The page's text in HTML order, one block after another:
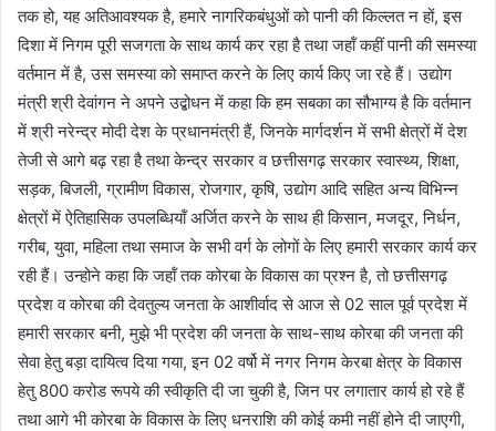
तक हो, यह अतिआवश्यक है, हमारे नागरिकबंधुओं को पानी की किल्लत न हों, इस
दिशा में निगम पूरी सजगता के साथ कार्य कर रहा है तथा जहॉं कहीं पानी की समस्या
वर्तमान में है, उस समस्या को समाप्त करने के लिए कार्य किए जा रहे हैं। उद्योग
मंत्री श्री देवांगन ने अपने उद्बोधन में कहा कि हम सबका का सौभाग्य है कि वर्तमान
में श्री नरेन्द्र मोदी देश के प्रधानमंत्री हैं, जिनके मार्गदर्शन में सभी क्षेत्रों में देश
तेजी से आगे बढ़ रहा है तथा केन्द्र सरकार व छत्तीसगढ़ सरकार स्वास्थ्य, शिक्षा,
सड़क, बिजली, ग्रामीण विकास, रोजगार, कृषि, उद्योग आदि सहित अन्य विभिन्न
क्षेत्रों में ऐतिहासिक उपलब्धियॉं अर्जित करने के साथ ही किसान, मजदूर, निर्धन,
गरीब, युवा, महिला तथा समाज के सभी वर्ग के लोगों के लिए हमारी सरकार कार्य कर
रही हैं। उन्होने कहा कि जहॉं तक कोरबा के विकास का प्रश्न है, तो छत्तीसगढ़
प्रदेश व कोरबा की देवतुल्य जनता के आशीर्वाद से आज से 02 साल पूर्व प्रदेश में
हमारी सरकार बनी, मुझे भी प्रदेश की जनता के साथ-साथ कोरबा की जनता की
सेवा हेतु बड़ा दायित्व दिया गया, इन 02 वर्षो में नगर निगम केरबा क्षेत्र के विकास
हेतु 800 करोड रूपये की स्वीकृति दी जा चुकी है, जिन पर लगातार कार्य हो रहे हैं
तथा आगे भी कोरबा के विकास के लिए धनराशि की कोई कमी नहीं होने दी जाएगी,